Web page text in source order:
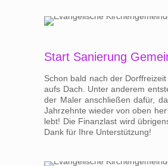
Start Sanierung
Schon bald nach der
aufs Dach. Unter anderem
der Maler anschließen dafür,
Jahrzehnte wieder von oben
lebt! Die Finanzlast wird
Dank für Ihre Unterstützung!